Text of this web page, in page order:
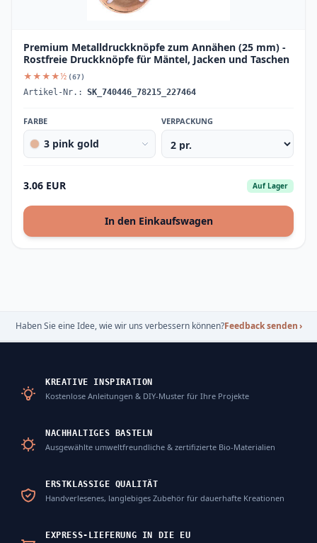
Premium Metalldruckknöpfe zum Annähen (25 mm) -
Rostfreie Druckknöpfe für Mäntel, Jacken und Taschen
★★★★½ (67)
Artikel-Nr.: SK_740446_78215_227464
FARBE
3 pink gold
VERPACKUNG
3.06 EUR Auf Lager
In den Einkaufswagen
Haben Sie eine Idee, wie wir uns verbessern können?Feedback senden›
KREATIVE INSPIRATION
Kostenlose Anleitungen & DIY-Muster für Ihre Projekte
NACHHALTIGES BASTELN
Ausgewählte umweltfreundliche & zertifizierte Bio-Materialien
ERSTKLASSIGE QUALITÄT
Handverlesenes, langlebiges Zubehör für dauerhafte Kreationen
EXPRESS-LIEFERUNG IN DIE EU